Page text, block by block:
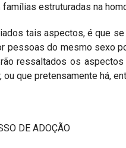
estruturadas na
tais aspectos, é que se
pessoas do mesmo sexo
ressaltados os
ou que pretensamente há,
DE ADOÇÃO